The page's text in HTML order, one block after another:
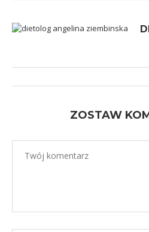
ZOSTAW